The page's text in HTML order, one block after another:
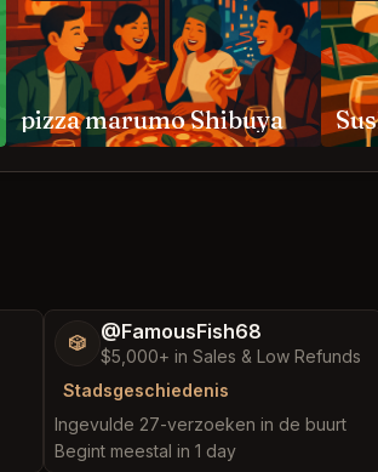
pizza marumo Shibuya
🎲 @FamousFish68
$5,000+ in Sales & Low Refunds
Stadsgeschiedenis
Ingevulde 27-verzoeken in de buurt
Begint meestal in 1 day